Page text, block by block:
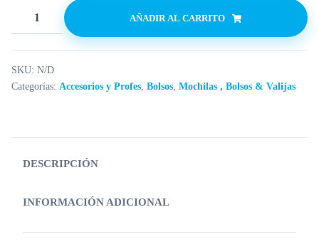
AÑADIR AL CARRITO
SKU: N/D
Categorías: Accesorios y Profes, Bolsos, Mochilas , Bolsos & Valijas
DESCRIPCIÓN
INFORMACIÓN ADICIONAL